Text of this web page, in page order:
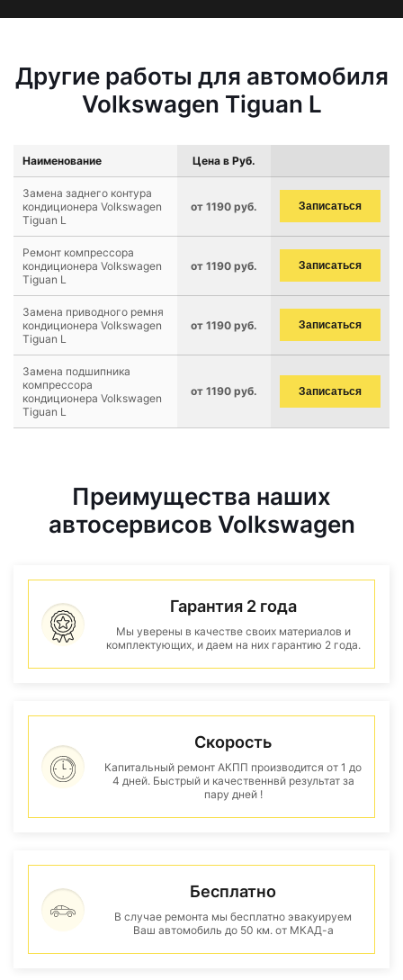
Другие работы для автомобиля
Volkswagen Tiguan L
Наименование Цена в Руб.
Замена заднего контура
кондиционера Volkswagen
Tiguan L
от 1190 руб. Записаться
Ремонт компрессора
кондиционера Volkswagen
Tiguan L
от 1190 руб. Записаться
Замена приводного ремня
кондиционера Volkswagen
Tiguan L
от 1190 руб. Записаться
Замена подшипника
компрессора
кондиционера Volkswagen
Tiguan L
от 1190 руб. Записаться
Преимущества наших
автосервисов Volkswagen
Гарантия 2 года
Мы уверены в качестве своих материалов и
комплектующих, и даем на них гарантию 2 года.
Скорость
Капитальный ремонт АКПП производится от 1 до
4 дней. Быстрый и качественнвй результат за
пару дней !
Бесплатно
В случае ремонта мы бесплатно эвакуируем
Ваш автомобиль до 50 км. от МКАД-а